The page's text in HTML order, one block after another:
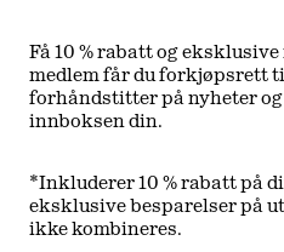
Få 10 % rabatt og
medlem får du forkjøpsrett
forhåndstitter på nyheter
innboksen din.
*Inkluderer 10 % rabatt på
eksklusive besparelser på
ikke kombineres.